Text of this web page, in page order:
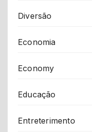
Diversão
Economia
Economy
Educação
Entreterimento